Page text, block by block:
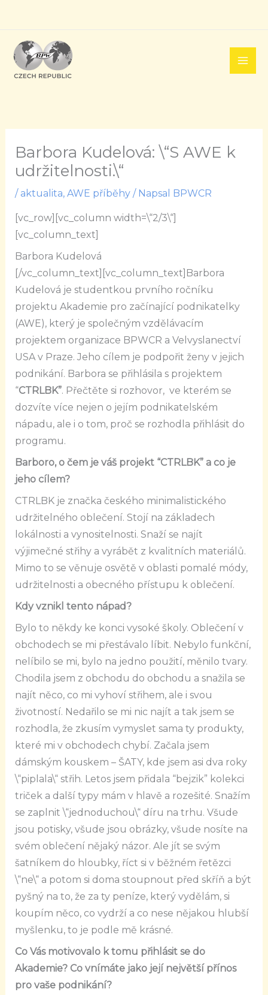
obsah
Barbora Kudelová: \“S AWE k
udržitelnosti.\“
/ aktualita, AWE příběhy/ Napsal BPWCR
[vc_row][vc_column width=\“2/3\“]
[vc_column_text]
Barbora Kudelová
[/vc_column_text][vc_column_text] Barbora
Kudelová je studentkou prvního ročníku
projektu Akademie pro začínající podnikatelky
(AWE), který je společným vzdělávacím
projektem organizace BPWCR a Velvyslanectví
USA v Praze. Jeho cílem je podpořit ženy v jejich
podnikání. Barbora se přihlásila s projektem
“CTRLBK”. Přečtěte si rozhovor, ve kterém se
dozvíte více nejen o jejím podnikatelském
nápadu, ale i o tom, proč se rozhodla přihlásit do
programu.
Barboro, o čem je váš projekt “CTRLBK” a co je
jeho cílem?
CTRLBK je značka českého minimalistického
udržitelného oblečení. Stojí na základech
lokálnosti a vynositelnosti. Snaží se najít
výjimečné střihy a vyrábět z kvalitních materiálů.
Mimo to se věnuje osvětě v oblasti pomalé módy,
udržitelnosti a obecného přístupu k oblečení.
Kdy vznikl tento nápad?
Bylo to někdy ke konci vysoké školy. Oblečení v
obchodech se mi přestávalo líbit. Nebylo funkční,
nelíbilo se mi, bylo na jedno použití, měnilo tvary.
Chodila jsem z obchodu do obchodu a snažila se
najít něco, co mi vyhoví střihem, ale i svou
životností. Nedařilo se mi nic najít a tak jsem se
rozhodla, že zkusím vymyslet sama ty produkty,
které mi v obchodech chybí. Začala jsem
dámským kouskem – ŠATY, kde jsem asi dva roky
\“piplala\“ střih. Letos jsem přidala “bejzik” kolekci
triček a další typy mám v hlavě a rozešité. Snažím
se zaplnit \“jednoduchou\“ díru na trhu. Všude
jsou potisky, všude jsou obrázky, všude nosíte na
svém oblečení nějaký názor. Ale jít se svým
šatníkem do hloubky, říct si v běžném řetězci
\“ne\“ a potom si doma stoupnout před skříň a být
pyšný na to, že za ty peníze, který vydělám, si
koupím něco, co vydrží a co nese nějakou hlubší
myšlenku, to je podle mě krásné.
Co Vás motivovalo k tomu přihlásit se do
Akademie? Co vnímáte jako její největší přínos
pro vaše podnikání?